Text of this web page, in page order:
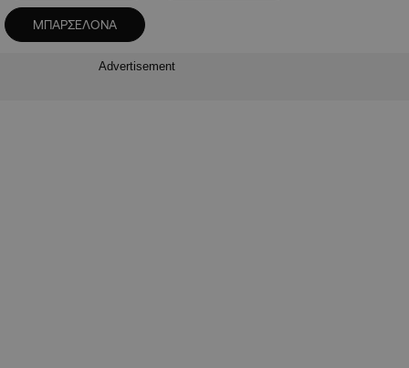
ΜΠΑΡΣΕΛΟΝΑ
Advertisement